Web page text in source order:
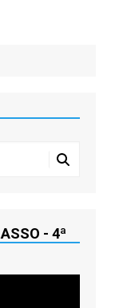
- 4ª